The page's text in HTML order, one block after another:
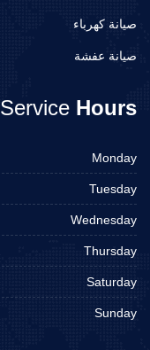
صيانة كهرباء
صيانة عفشة
Service Hours
Monday
Tuesday
Wednesday
Thursday
Saturday
Sunday